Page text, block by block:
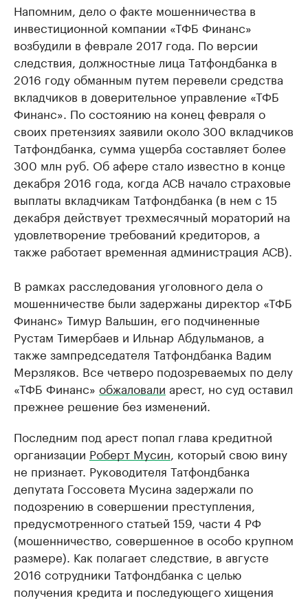
Напомним, дело о факте мошенничества в
инвестиционной компании «ТФБ Финанс»
возбудили в феврале 2017 года. По версии
следствия, должностные лица Татфондбанка в
2016 году обманным путем перевели средства
вкладчиков в доверительное управление «ТФБ
Финанс». По состоянию на конец февраля о
своих претензиях заявили около 300 вкладчиков
Татфондбанка, сумма ущерба составляет более
300 млн руб. Об афере стало известно в конце
декабря 2016 года, когда АСВ начало страховые
выплаты вкладчикам Татфондбанка (в нем с 15
декабря действует трехмесячный мораторий на
удовлетворение требований кредиторов, а
также работает временная администрация АСВ).
В рамках расследования уголовного дела о
мошенничестве были задержаны директор «ТФБ
Финанс» Тимур Вальшин, его подчиненные
Рустам Тимербаев​ и Ильнар Абдульманов, а
также зампредседателя Татфондбанка Вадим
Мерзляков. Все четверо подозреваемых по делу
«ТФБ Финанс» обжаловали арест, но суд оставил
прежнее решение без изменений.
Последним под арест попал глава кредитной
организации Роберт Мусин , который свою вину
не признает. Руководителя Татфондбанка
депутата Госсовета Мусина задержали по
подозрению в совершении преступления,
предусмотренного статьей 159, части 4 РФ
(мошенничество, совершенное в особо крупном
размере). Как полагает следствие, в августе
2016 сотрудники Татфондбанка с целью
получения кредита и последующего хищения